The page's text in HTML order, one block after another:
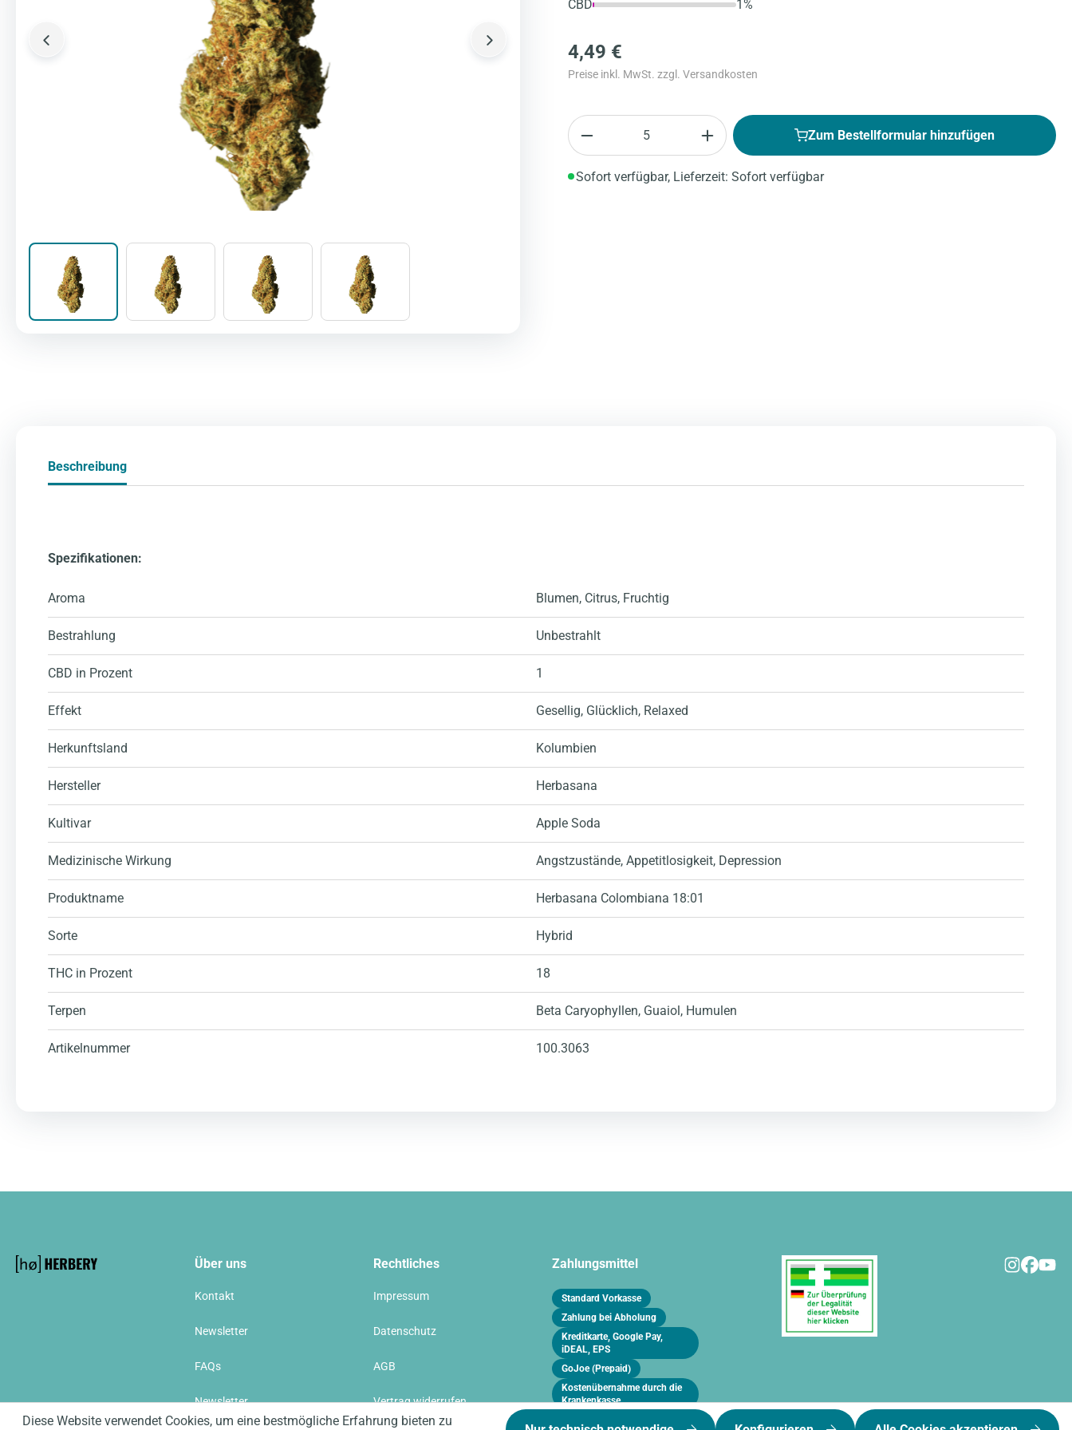
CBD
1%
4,49 €
Preise inkl. MwSt. zzgl. Versandkosten
Anzahl
Zum Bestellformular hinzufügen
Sofort verfügbar, Lieferzeit: Sofort verfügbar
Beschreibung
Spezifikationen:
Aroma Blumen, Citrus, Fruchtig
Bestrahlung Unbestrahlt
CBD in Prozent 1
Effekt Gesellig, Glücklich, Relaxed
Herkunftsland Kolumbien
Hersteller Herbasana
Kultivar Apple Soda
Medizinische Wirkung Angstzustände, Appetitlosigkeit, Depression
Produktname Herbasana Colombiana 18:01
Sorte Hybrid
THC in Prozent 18
Terpen Beta Caryophyllen, Guaiol , Humulen
Artikelnummer 100.3063
Über uns
Kontakt
Newsletter
FAQs
Newsletter
Rechtliches
Impressum
Datenschutz
AGB
Vertrag widerrufen
Zahlungsmittel
Standard Vorkasse
Zahlung bei Abholung
Kreditkarte, Google Pay,
iDEAL, EPS
GoJoe (Prepaid)
Kostenübernahme durch die
Krankenkasse
Diese Website verwendet Cookies, um eine bestmögliche Erfahrung bieten zu